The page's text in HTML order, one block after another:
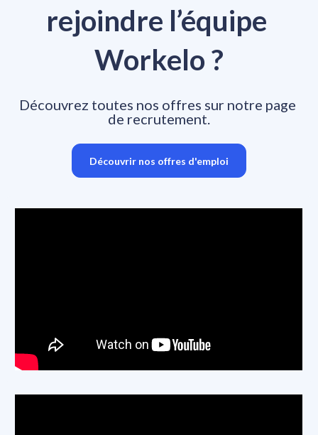
rejoindre l’équipe
Workelo ?
Découvrez toutes nos offres sur notre page
de recrutement.
Découvrir nos offres d'emploi